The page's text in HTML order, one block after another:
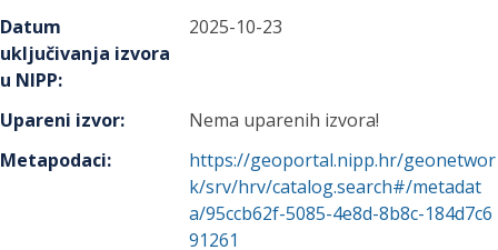
Datum
uključivanja izvora
u NIPP:
2025-10-23
Upareni izvor:
Nema uparenih izvora!
Metapodaci:
https://geoportal.nipp.hr/geonetwor
k/srv/hrv/catalog.search#/metadat
a/95ccb62f-5085-4e8d-8b8c-184d7c6
91261